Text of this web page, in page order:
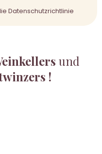
und
!
Datenschutzrichtlinie